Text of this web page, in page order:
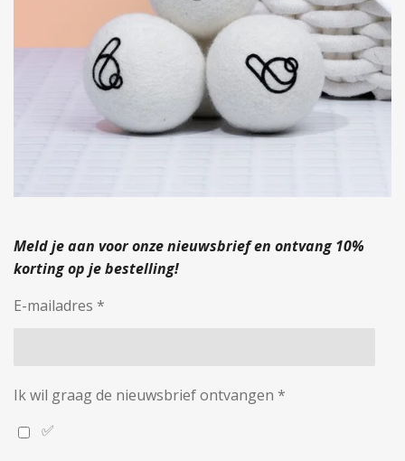
Meld je aan voor onze nieuwsbrief en ontvang 10%
korting op je bestelling!
E-mailadres *
Ik wil graag de nieuwsbrief ontvangen *
✅